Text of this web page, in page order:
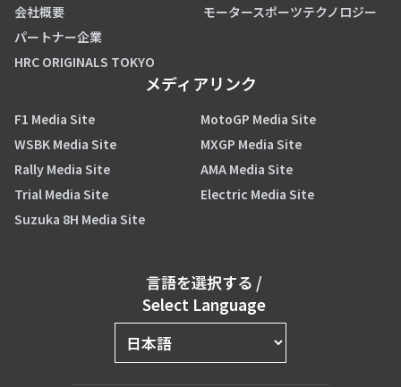
会社概要
パートナー企業
HRC ORIGINALS TOKYO
モータースポーツテクノロジー
メディアリンク
F1 Media Site
MotoGP Media Site
WSBK Media Site
MXGP Media Site
Rally Media Site
AMA Media Site
Trial Media Site
Electric Media Site
Suzuka 8H Media Site
言語を選択する /
Select Language